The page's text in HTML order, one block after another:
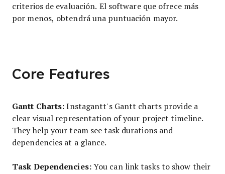
criterios de evaluación. El software que ofrece más
por menos, obtendrá una puntuación mayor.
Core Features
Gantt Charts:Instagantt's Gantt charts provide a
clear visual representation of your project timeline.
They help your team see task durations and
dependencies at a glance.
Task Dependencies:You can link tasks to show their